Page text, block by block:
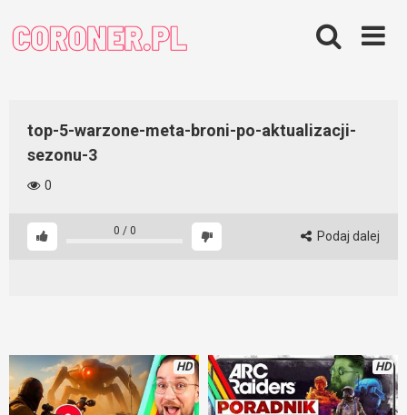
content
top-5-warzone-meta-broni-po-aktualizacji-
sezonu-3
0
0 / 0 Podaj dalej
HD HD